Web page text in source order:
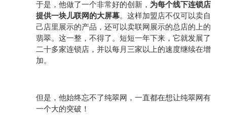
于是，他做了一个非常好的创新， 为每个线下连锁店
提供一块儿联网的大屏幕。这样加盟店不仅可以卖自
己店里展示的产品，还可以卖联网展示的总店的上的
翡翠。这一整，不得了。短短一年下来，它就发展了
二十多家连锁店，并以每月三家以上的速度继续在增
加。
但是，他始终忘不了纯翠网，一直都在想让纯翠网有
一个大的突破！